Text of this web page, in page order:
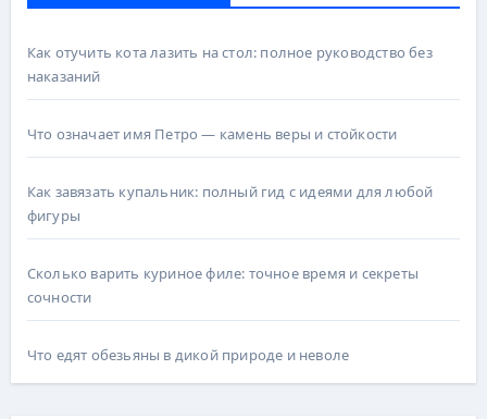
Как отучить кота лазить на стол: полное руководство без
наказаний
Что означает имя Петро — камень веры и стойкости
Как завязать купальник: полный гид с идеями для любой
фигуры
Сколько варить куриное филе: точное время и секреты
сочности
Что едят обезьяны в дикой природе и неволе